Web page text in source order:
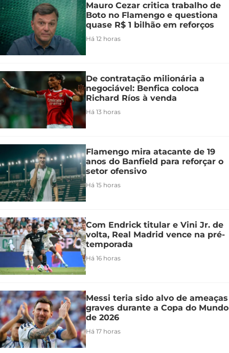
Mauro Cezar critica trabalho de
Boto no Flamengo e questiona
quase R$ 1 bilhão em reforços
Há 12 horas
De contratação milionária a
negociável: Benfica coloca
Richard Ríos à venda
Há 13 horas
Flamengo mira atacante de 19
anos do Banfield para reforçar o
setor ofensivo
Há 15 horas
Com Endrick titular e Vini Jr. de
volta, Real Madrid vence na pré-
temporada
Há 16 horas
Messi teria sido alvo de ameaças
graves durante a Copa do Mundo
de 2026
Há 17 horas